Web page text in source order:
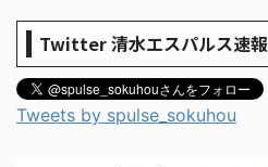
Twitter 清水エスパルス速報
Tweets by spulse_sokuhou